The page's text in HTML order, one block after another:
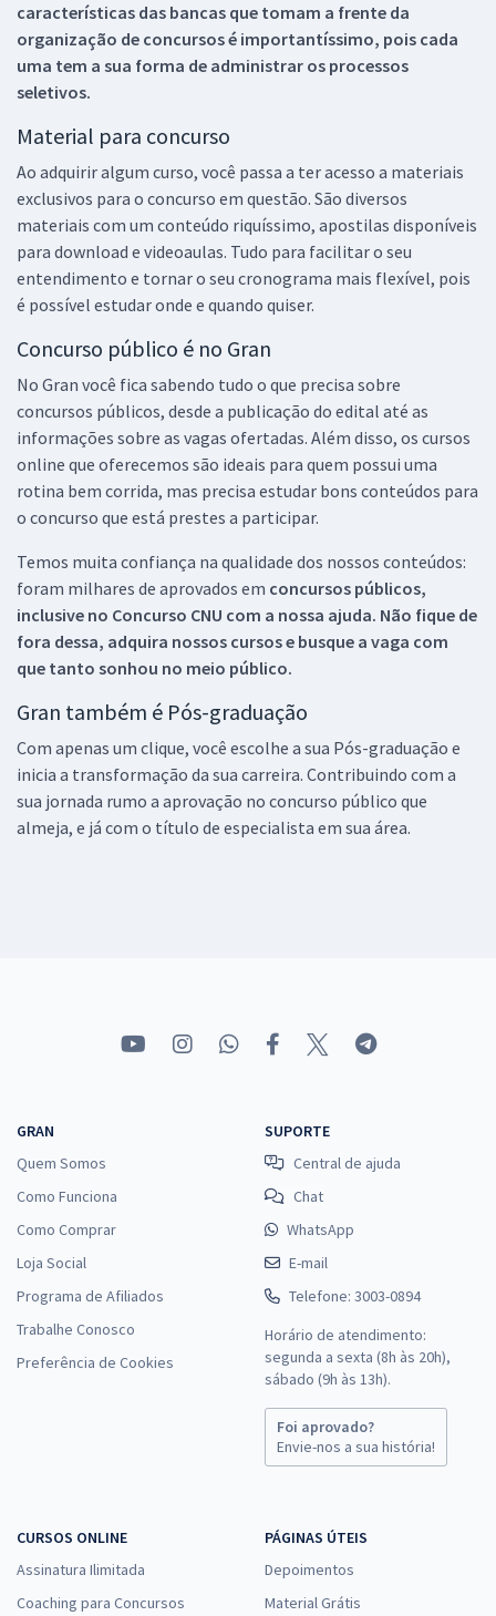
características das bancas que tomam a frente da
organização de concursos é importantíssimo, pois cada
uma tem a sua forma de administrar os processos
seletivos.
Material para concurso
Ao adquirir algum curso, você passa a ter acesso a materiais
exclusivos para o concurso em questão. São diversos
materiais com um conteúdo riquíssimo, apostilas disponíveis
para download e videoaulas. Tudo para facilitar o seu
entendimento e tornar o seu cronograma mais flexível, pois
é possível estudar onde e quando quiser.
Concurso público é no Gran
No Gran você fica sabendo tudo o que precisa sobre
concursos públicos, desde a publicação do edital até as
informações sobre as vagas ofertadas. Além disso, os cursos
online que oferecemos são ideais para quem possui uma
rotina bem corrida, mas precisa estudar bons conteúdos para
o concurso que está prestes a participar.
Temos muita confiança na qualidade dos nossos conteúdos:
foram milhares de aprovados em concursos públicos,
inclusive no Concurso CNU com a nossa ajuda. Não fique de
fora dessa, adquira nossos cursos e busque a vaga com
que tanto sonhou no meio público.
Gran também é Pós-graduação
Com apenas um clique, você escolhe a sua Pós-graduação e
inicia a transformação da sua carreira. Contribuindo com a
sua jornada rumo a aprovação no concurso público que
almeja, e já com o título de especialista em sua área.
GRAN
Quem Somos
Como Funciona
Como Comprar
Loja Social
Programa de Afiliados
Trabalhe Conosco
Preferência de Cookies
SUPORTE
Central de ajuda
Chat
WhatsApp
E-mail
Telefone: 3003-0894
Horário de atendimento:
segunda a sexta (8h às 20h),
sábado (9h às 13h).
Foi aprovado?
Envie-nos a sua história!
CURSOS ONLINE
Assinatura Ilimitada
Coaching para Concursos
PÁGINAS ÚTEIS
Depoimentos
Material Grátis